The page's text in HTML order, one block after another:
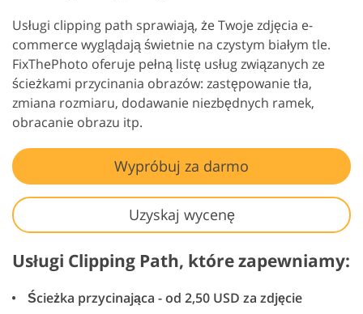
Usługi clipping path sprawiają, że Twoje zdjęcia e-
commerce wyglądają świetnie na czystym białym tle.
FixThePhoto oferuje pełną listę usług związanych ze
ścieżkami przycinania obrazów: zastępowanie tła,
zmiana rozmiaru, dodawanie niezbędnych ramek,
obracanie obrazu itp.
Wypróbuj za darmo
Uzyskaj wycenę
Usługi Clipping Path, które zapewniamy:
Ścieżka przycinająca - od 2,50 USD za zdjęcie